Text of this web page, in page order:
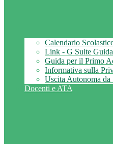
Calendario
Link - G Suite
Guida per il Primo
Informativa sulla
Uscita Autonoma da
Docenti e ATA